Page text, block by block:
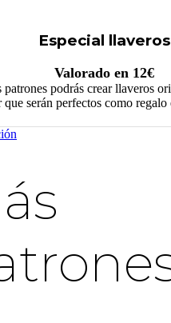
Especial llaveros
Valorado en 12€
patrones podrás crear llaveros
que serán perfectos como regalo